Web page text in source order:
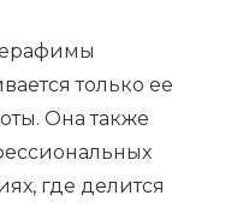
только ее
Она также
где делится